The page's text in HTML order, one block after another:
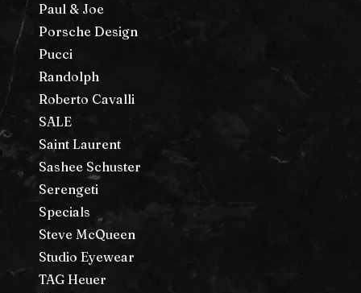
Paul & Joe
Porsche Design
Pucci
Randolph
Roberto Cavalli
SALE
Saint Laurent
Sashee Schuster
Serengeti
Specials
Steve McQueen
Studio Eyewear
TAG Heuer